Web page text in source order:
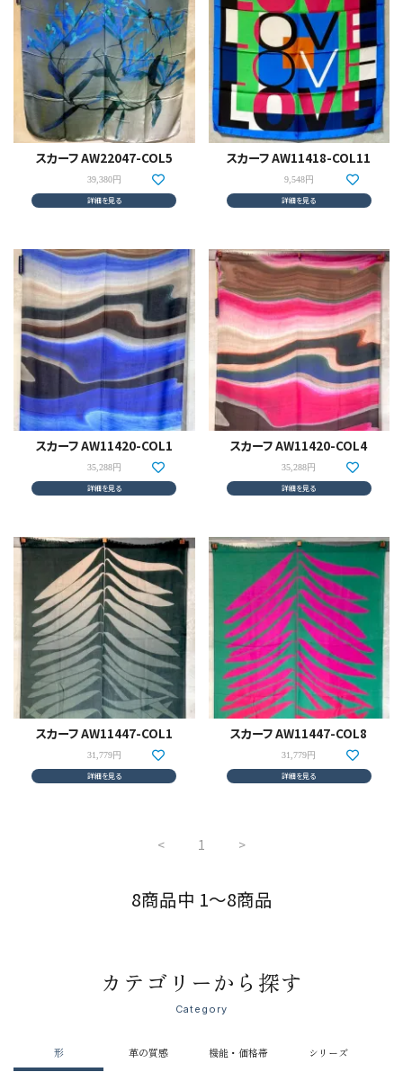
ガイドライン
実店舗へのアクセス
スカーフ AW22047-COL5
39,380円
詳細を見る
スカーフ AW11418-COL11
9,548円
詳細を見る
スカーフ AW11420-COL1
35,288円
詳細を見る
スカーフ AW11420-COL4
35,288円
詳細を見る
スカーフ AW11447-COL1
31,779円
詳細を見る
スカーフ AW11447-COL8
31,779円
詳細を見る
< 1 >
8商品中 1～8商品
カテゴリーから探す
Category
形 革の質感 機能・価格帯 シリーズ